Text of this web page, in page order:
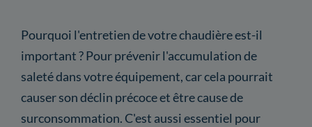
Pourquoi l'entretien de votre chaudière est-il
important ? Pour prévenir l'accumulation de
saleté dans votre équipement, car cela pourrait
causer son déclin précoce et être cause de
surconsommation. C'est aussi essentiel pour